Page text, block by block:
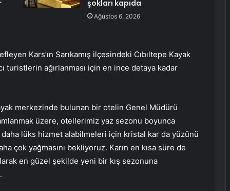
şokları kapıda
Ağustos 6, 2026
Kars’ın Sarıkamış ilçesindeki Cıbıltepe Kayak
turistlerin ağırlanması için en ince detaya kadar
merkezinde bulunan bir otelin Genel Müdürü
üzere, otellerimiz yaz sezonu boyunca
lüks hizmet alabilmeleri için kristal kar da yüzünü
çok yağmasını bekliyoruz. Karın en kısa süre de
en güzel şekilde yeni bir kış sezonuna